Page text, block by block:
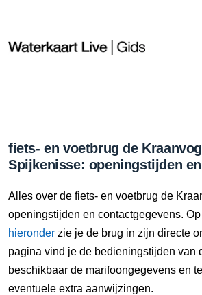
fiets- en voetbrug de
Spijkenisse: openingstijden
Alles over de fiets- en voetbrug de
openingstijden en contactgegevens.
hieronder zie je de brug in zijn directe
pagina vind je de bedieningstijden van
beschikbaar de marifoongegevens en
eventuele extra aanwijzingen.